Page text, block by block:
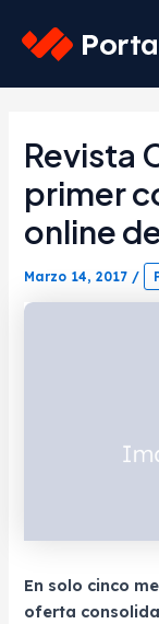
content
Revista
primer
online
Marzo 14, 2017 /
En solo cinco
oferta